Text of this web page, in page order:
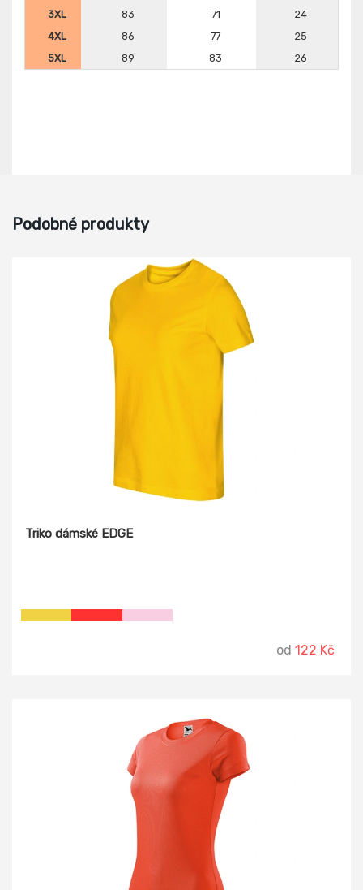
3XL
83 71
24
4XL
86 77
25
5XL
89 83 26
Podobné produkty
Triko dámské EDGE
od 122 Kč